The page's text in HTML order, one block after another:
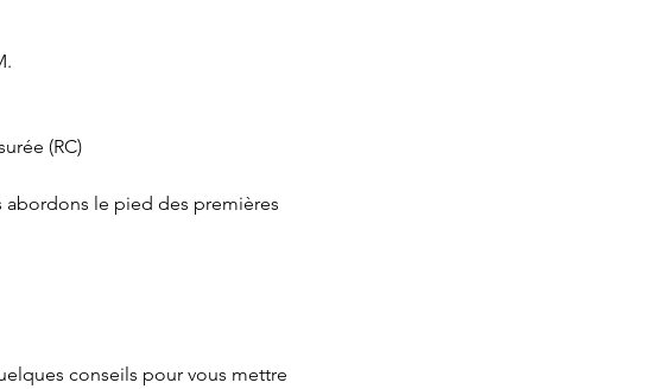
(RC)
abordons le pied des premières
conseils pour vous mettre